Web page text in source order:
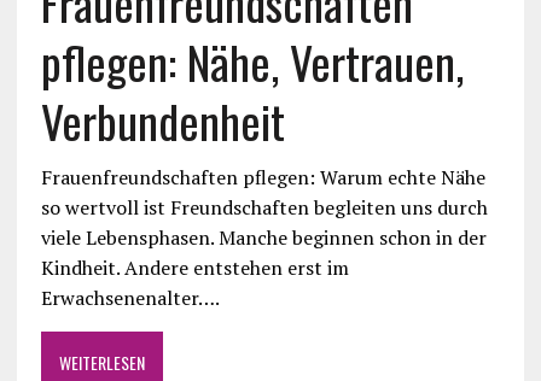
pflegen: Nähe, Vertrauen,
Verbundenheit
Frauenfreundschaften pflegen: Warum echte Nähe
so wertvoll ist Freundschaften begleiten uns durch
viele Lebensphasen. Manche beginnen schon in der
Kindheit. Andere entstehen erst im
Erwachsenenalter….
WEITERLESEN